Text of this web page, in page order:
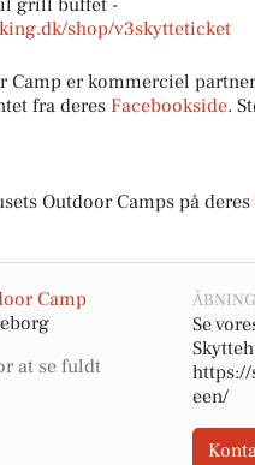
grill buffet -
shop/v3skytteticket
Camp er kommerciel partner
fra deres Facebookside.
Outdoor Camps på deres
Camp
Se
een/
med at få skiftet
Outdoor